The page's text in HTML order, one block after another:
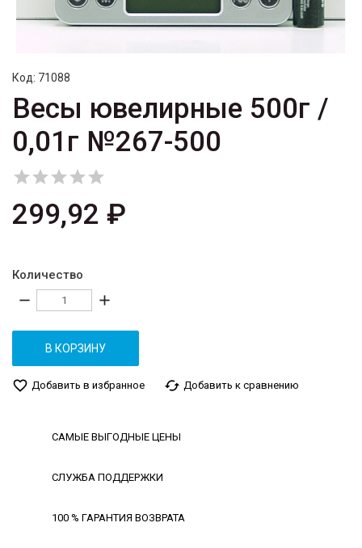
Код: 71088
Весы ювелирные 500г /
0,01г №267-500

299,92 ₽
Количество
remove add
В КОРЗИНУ
favorite_border Добавить в избранное cached Добавить к сравнению
САМЫЕ ВЫГОДНЫЕ ЦЕНЫ
СЛУЖБА ПОДДЕРЖКИ
100 % ГАРАНТИЯ ВОЗВРАТА